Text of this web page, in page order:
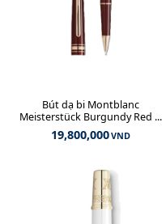
Bút dạ bi Montblanc
Meisterstück Burgundy Red ...
19,800,000VND